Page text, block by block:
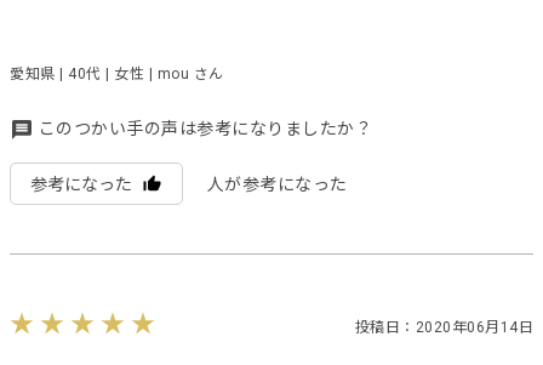
愛知県 | 40代 | 女性 | mou さん
このつかい手の声は参考になりましたか？
参考になった 人が参考になった
投稿日：2020年06月14日